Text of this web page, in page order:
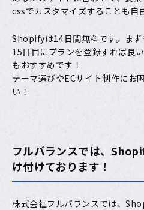
cssでカスタマイズすることも自
Shopifyは14日間無料です。まず
15日目にプランを登録すれば良
もおすすめです！
テーマ選びやECサイト制作にお
い！
フルバランスでは、
け付けております！
株式会社フルバランスでは、